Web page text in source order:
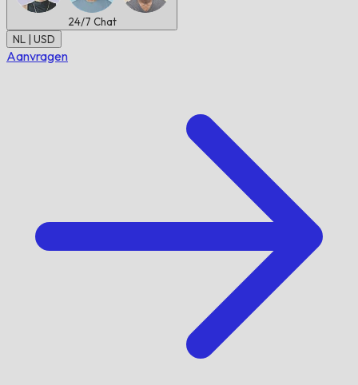
24/7 Chat
NL | USD
Aanvragen